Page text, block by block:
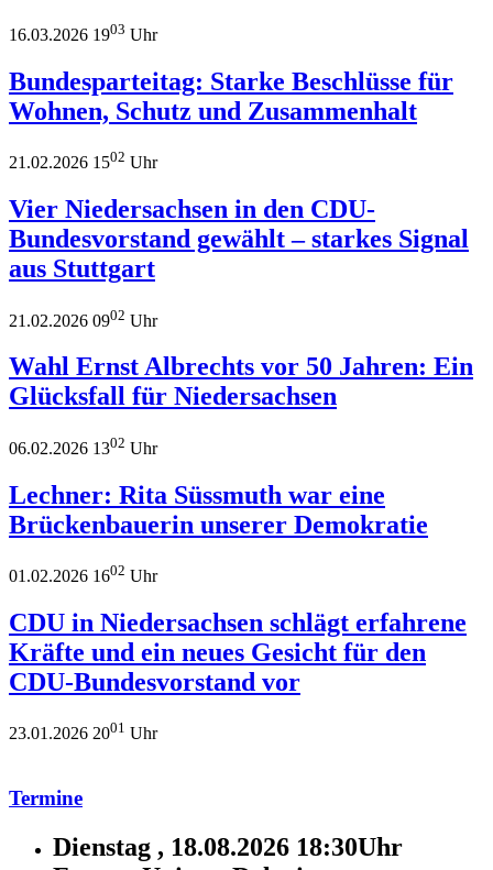
16.03.2026 1903 Uhr
Bundesparteitag: Starke Beschlüsse für
Wohnen, Schutz und Zusammenhalt
21.02.2026 1502 Uhr
Vier Niedersachsen in den CDU-
Bundesvorstand gewählt – starkes Signal
aus Stuttgart
21.02.2026 0902 Uhr
Wahl Ernst Albrechts vor 50 Jahren: Ein
Glücksfall für Niedersachsen
06.02.2026 1302 Uhr
Lechner: Rita Süssmuth war eine
Brückenbauerin unserer Demokratie
01.02.2026 1602 Uhr
CDU in Niedersachsen schlägt erfahrene
Kräfte und ein neues Gesicht für den
CDU-Bundesvorstand vor
23.01.2026 2001 Uhr
Termine
Dienstag , 18.08.2026 18:30Uhr